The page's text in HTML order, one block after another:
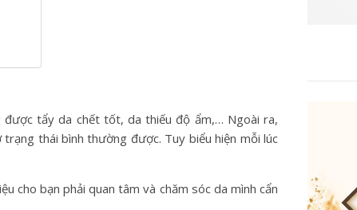
tẩy da chết tốt, da thiếu độ ẩm,… Ngoài ra,
thái bình thường được. Tuy biểu hiện mỗi lúc
cho bạn phải quan tâm và chăm sóc da mình cẩn